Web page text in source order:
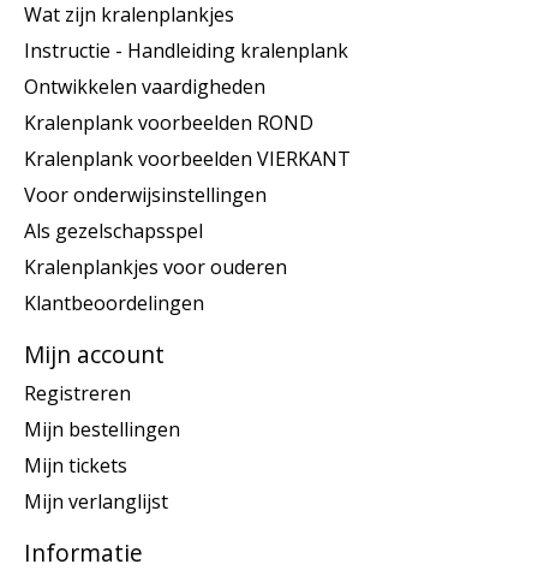
Wat zijn kralenplankjes
Instructie - Handleiding kralenplank
Ontwikkelen vaardigheden
Kralenplank voorbeelden ROND
Kralenplank voorbeelden VIERKANT
Voor onderwijsinstellingen
Als gezelschapsspel
Kralenplankjes voor ouderen
Klantbeoordelingen
Mijn account
Registreren
Mijn bestellingen
Mijn tickets
Mijn verlanglijst
Informatie